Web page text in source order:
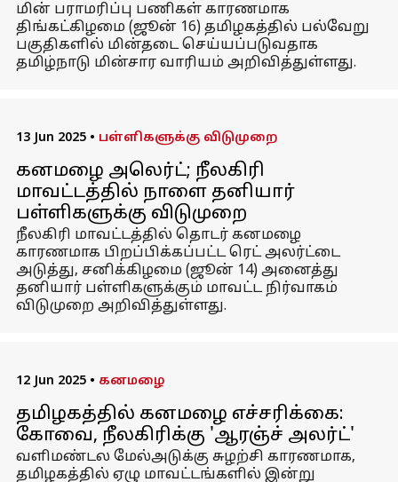
மின் பராமரிப்பு பணிகள் காரணமாக
திங்கட்கிழமை (ஜூன் 16) தமிழகத்தில் பல்வேறு
பகுதிகளில் மின்தடை செய்யப்படுவதாக
தமிழ்நாடு மின்சார வாரியம் அறிவித்துள்ளது.
13 Jun 2025 • பள்ளிகளுக்கு விடுமுறை
கனமழை அலெர்ட்; நீலகிரி
மாவட்டத்தில் நாளை தனியார்
பள்ளிகளுக்கு விடுமுறை
நீலகிரி மாவட்டத்தில் தொடர் கனமழை
காரணமாக பிறப்பிக்கப்பட்ட ரெட் அலர்ட்டை
அடுத்து, சனிக்கிழமை (ஜூன் 14) அனைத்து
தனியார் பள்ளிகளுக்கும் மாவட்ட நிர்வாகம்
விடுமுறை அறிவித்துள்ளது.
12 Jun 2025 • கனமழை
தமிழகத்தில் கனமழை எச்சரிக்கை:
கோவை, நீலகிரிக்கு 'ஆரஞ்ச் அலர்ட்'
வளிமண்டல மேல்அடுக்கு சுழற்சி காரணமாக,
தமிழகத்தில் ஏழு மாவட்டங்களில் இன்று